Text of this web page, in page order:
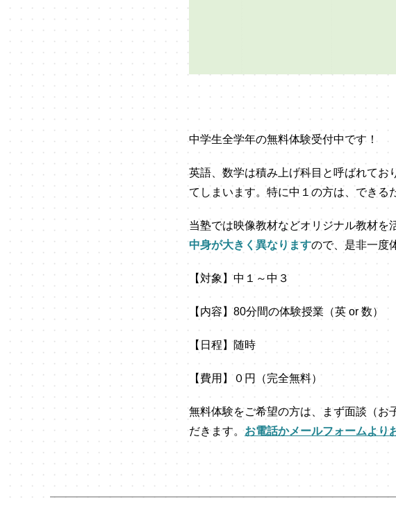
中学生全学年の無料体験受付中です！
英語、数学は積み上げ科目と呼ばれてお
てしまいます。特に中１の方は、できる
当塾では映像教材などオリジナル教材を
中身が大きく異なりますので、是非一度
【対象】中１～中３
【内容】80分間の体験授業（英 or 数）
【日程】随時
【費用】０円（完全無料）
無料体験をご希望の方は、まず面談（お
だきます。お電話かメールフォームより